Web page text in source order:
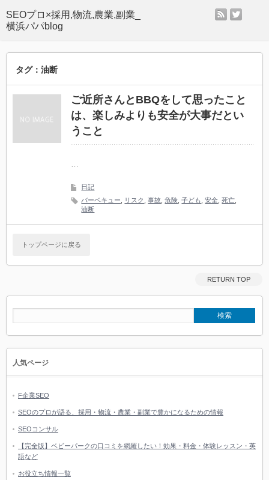
SEOプロ×採用,物流,農業,副業_
横浜パパblog
rss
タグ：油断
ご近所さんとBBQをして思ったこと
は、楽しみよりも安全が大事だとい
うこと
…
日記
バーベキュー
リスク ,事故 ,危険 ,子ども ,安全 ,死亡
油断
トップページに戻る
RETURN TOP
人気ページ
F企業SEO
SEOのプロが語る、採用・物流・農業・副業で豊かになるための情報
SEOコンサル
【完全版】ベビーパークの口コミを網羅したい！効果・料金・体験レッスン・英
語など
お役立ち情報一覧